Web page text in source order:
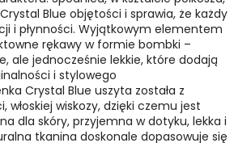
Blue objętości i sprawia, że każdy
i płynności. Wyjątkowym elementem
rękawy w formie bombki –
ale jednocześnie lekkie, które dodają
i stylowego
Crystal Blue uszyta została z
włoskiej wiskozy, dzięki czemu jest
dla skóry, przyjemna w dotyku, lekka i
tkanina doskonale dopasowuje się